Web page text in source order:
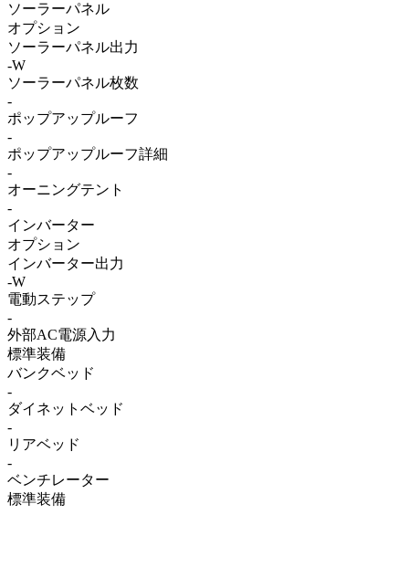
ソーラーパネル
オプション
ソーラーパネル出力
-W
ソーラーパネル枚数
-
ポップアップルーフ
-
ポップアップルーフ詳細
-
オーニングテント
-
インバーター
オプション
インバーター出力
-W
電動ステップ
-
外部AC電源入力
標準装備
バンクベッド
-
ダイネットベッド
-
リアベッド
-
ベンチレーター
標準装備